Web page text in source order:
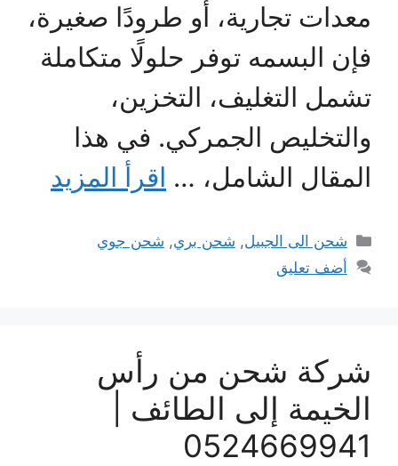
معدات تجارية، أو طرودًا صغيرة،
فإن البسمه توفر حلولًا متكاملة
تشمل التغليف، التخزين،
والتخليص الجمركي. في هذا
المقال الشامل، … اقرأ المزيد
التصنيفات
شحن الى الجبيل, شحن بري, شحن جوي
أضف تعليق
شركة شحن من رأس
الخيمة إلى الطائف |
0524669941